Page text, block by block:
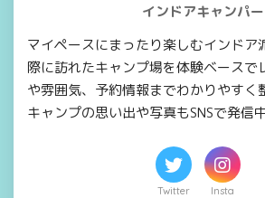
インドアキャンパー
マイペースにまったり楽しむインドア
際に訪れたキャンプ場を体験ベースで
や雰囲気、予約情報までわかりやすく
キャンプの思い出や写真もSNSで発信中
Twitter